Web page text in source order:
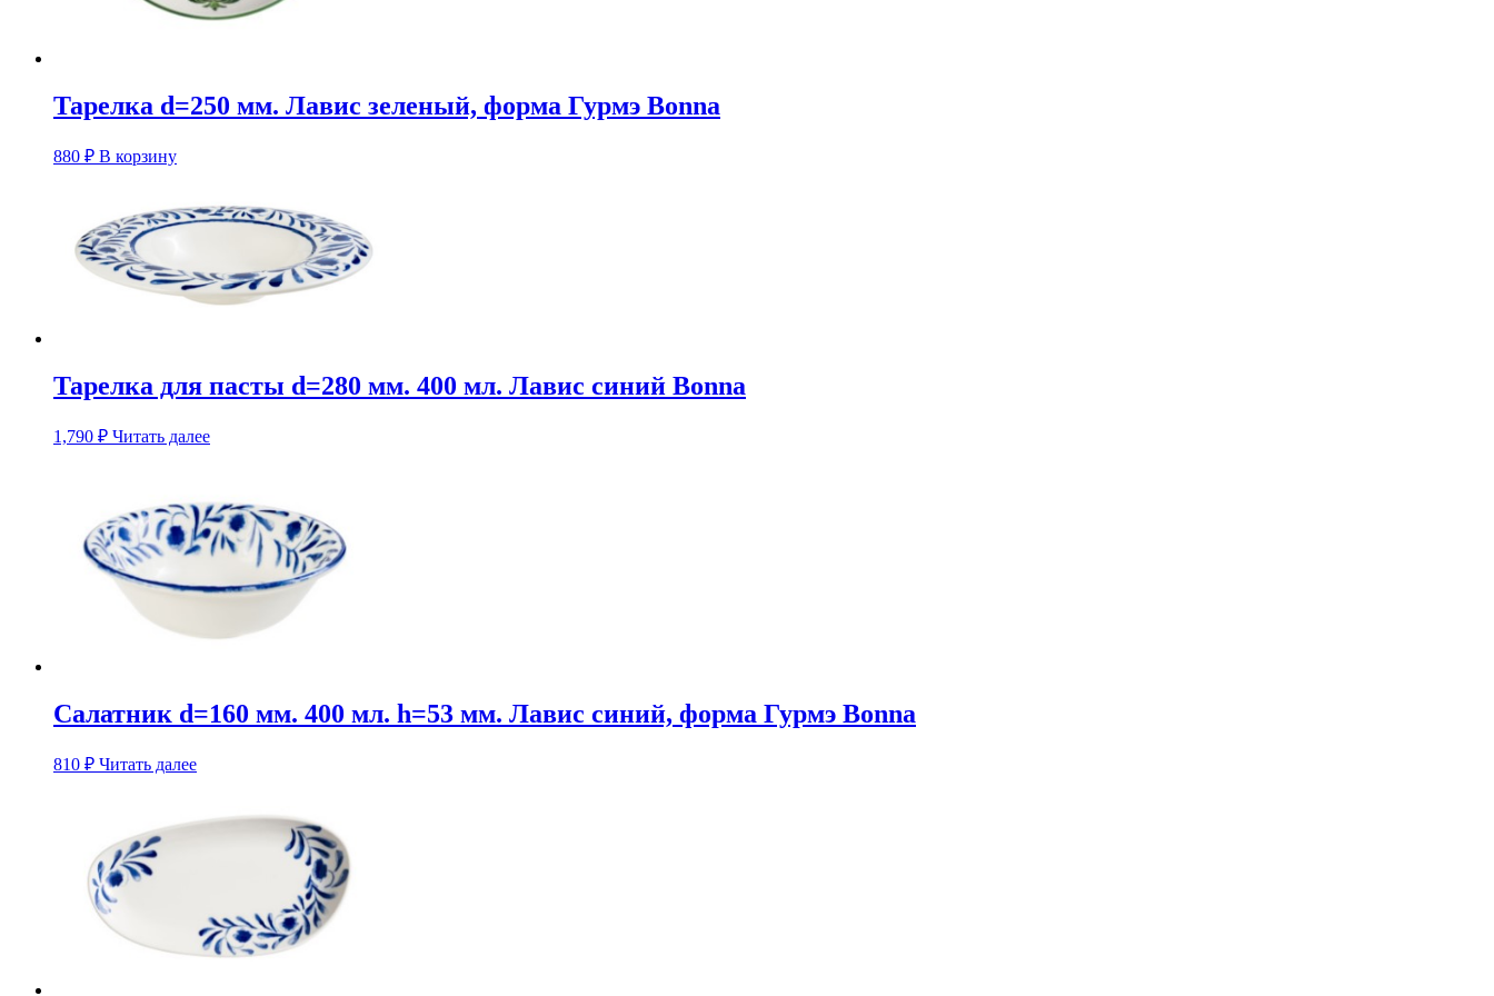
Тарелка d=250 мм. Лавис зеленый, форма Гурмэ Bonna
880 ₽ В корзину
Тарелка для пасты d=280 мм. 400 мл. Лавис синий Bonna
1,790 ₽ Читать далее
Салатник d=160 мм. 400 мл. h=53 мм. Лавис синий, форма Гурмэ Bonna
810 ₽ Читать далее